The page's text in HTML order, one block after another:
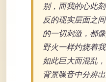
别，而我的心此
反的现实层面之
的一切刺激，都
野火一样灼烧着
如此巨大而混乱
背景噪音中分辨